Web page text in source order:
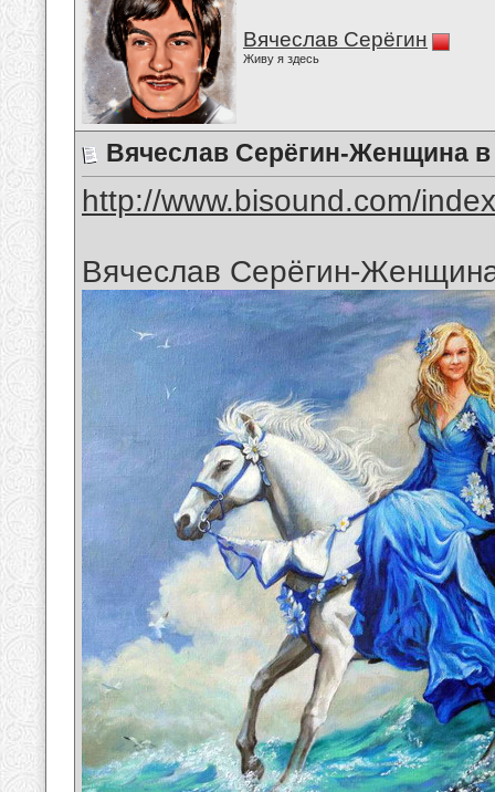
Вячеслав Серёгин
Живу я здесь
Вячеслав Серёгин-Женщина в
http://www.bisound.com/
Вячеслав Серёгин-